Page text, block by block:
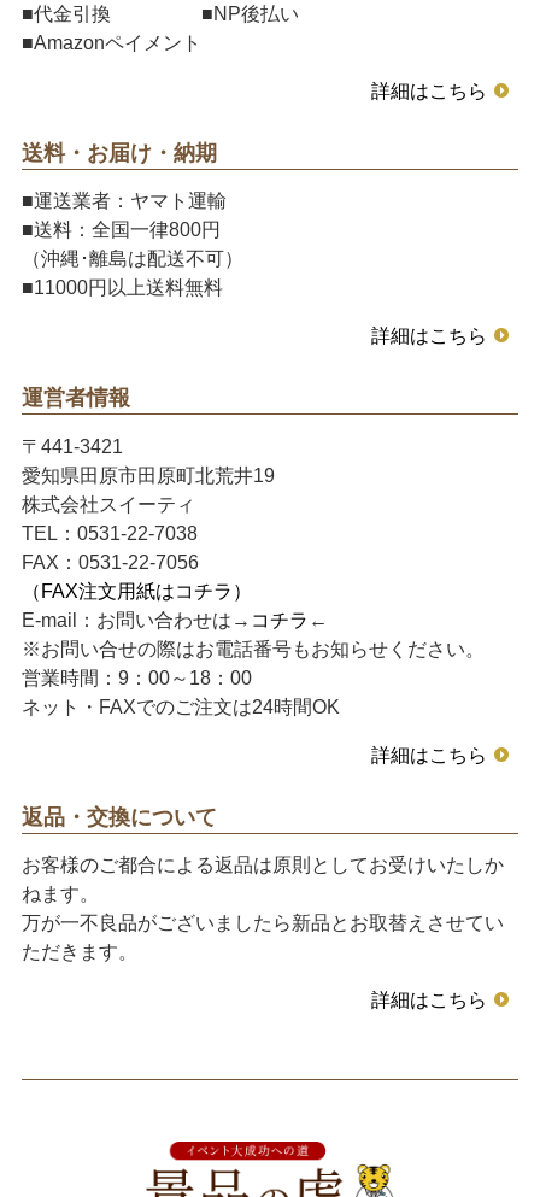
■代金引換
■NP後払い
■Amazonペイメント
詳細はこちら
送料・お届け・納期
■運送業者：ヤマト運輸
■送料：全国一律800円
（沖縄･離島は配送不可）
■11000円以上送料無料
詳細はこちら
運営者情報
〒441-3421
愛知県田原市田原町北荒井19
株式会社スイーティ
TEL：0531-22-7038
FAX：0531-22-7056
（FAX注文用紙はコチラ）
E-mail：お問い合わせは→ コチラ ←
※お問い合せの際はお電話番号もお知らせください。
営業時間：9：00～18：00
ネット・FAXでのご注文は24時間OK
詳細はこちら
返品・交換について
お客様のご都合による返品は原則としてお受けいたしか
ねます。
万が一不良品がございましたら新品とお取替えさせてい
ただきます。
詳細はこちら